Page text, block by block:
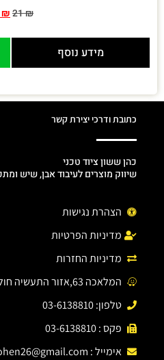
21₪
₪
מידע נוסף
כתובת ודרכי יצירת קשר
כהן ששון ציוד טכני
שיווק מוצרים לעיבוד אבן, שיש
הצהרת נגישות
מדיניות הפרטיות
מדיניות החזרות
המלאכה 63,אזור התעשיה חולון.
טלפון: 03-6138810
פקס : 03-6138810
אימייל :